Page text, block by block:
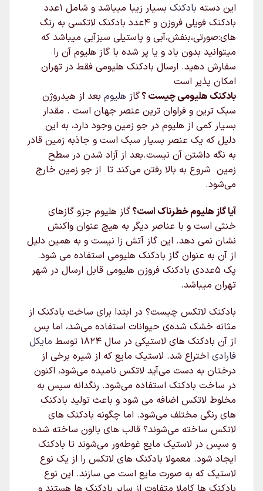
این دسته بادکنک
بسیار زیبا میباشد و شامل 1عدد
بادکنک فویلی فروزن و 4عدد بادکنک لاتکسی به رنگ
های:صورتی،بنفش،آبی و پاستیلی سبزآبی میباشد که
میتوانید بدون باد و یا پر شده با گاز هلیوم آن را
سفارش دهید. ارسال بادکنک هلیومی فقط در تهران
امکان پذیر است
بادکنک هلیومی چیست ؟گاز هلیوم بعد از هیدروژن
سبک‌ ترین و فراوان‌ ترین عنصر جهان است . مقدار
بسیار کمی از هلیوم در جو زمین وجود دارد، به این
دلیل که یک عنصر بسیار سبک است و جاذبه زمین قادر
به نگه داشتن آن نیست.بعد از آزاد شدن در سطح
زمین شروع به بالا رفتن می‌کند تا از جو زمین خارج
می‌شود.
آیا گاز هلیوم خطرناک است؟گاز هلیوم جزو گازهای
خنثی است و با عناصر دیگر به هیچ عنوان واکنش
نشان نمی دهد. این گاز آتش زا نیست و به همین دلیل
از آن به عنوان گاز بادکنک هلیومی استفاده می شود.
پک 5عددی بادکنک فروزن هلیومی قابل ارسال در شهر
تهران میباشد.
بادکنک لاتکس چیست؟ در ابتدا برای ساخت بادکنک از
مثانه خشک شده‌ی حیوانات استفاده می‌شد، اما پس
از آن بادکنک های لاستیکی در سال ۱۸۲۴ توسط
مایکل
فارادی اختراع شد. لاستیک مایع که از شیره برخی از
درختان به دست می‌آید لاتکس نامیده می‌شود، اکنون
در ساخت بادکنک استفاده می‌شود. رنگدانه سپس به
مخلوط لاتکس اضافه می شود و باعث تولید بادکنک
های رنگی مختلف می‌شود. اما چگونه بادکنک های
لاتکس ساخته می‌شوند؟ قالب های بالون ساخته شده
و سپس در لاستیک مایع غوطه‌ور می‌شوند تا بادکنک
ایجاد شود. معمولا بادکنک های لاتکس را از یک نوع
لاستیک که به صورت مایع است می سازند. این نوع